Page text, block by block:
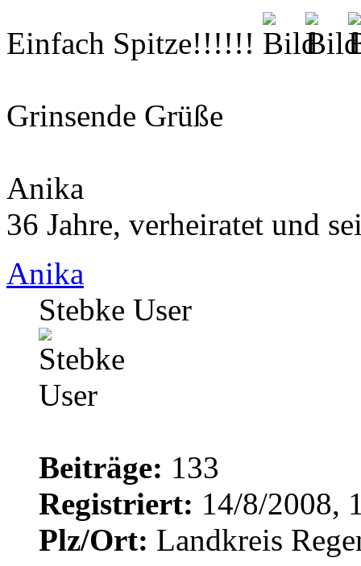
Einfach Spitze!!!!!!
Grinsende Grüße
Anika
36 Jahre, verheiratet und
Anika
Stebke User
Beiträge: 133
Registriert: 14/8/2008,
Plz/Ort: Landkreis